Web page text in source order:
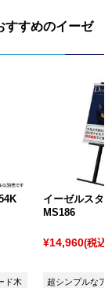
看板やR型看
ルスタン
の他にも夜
ージに合わ
ップとなっ
い、出力は
安く押さえ
すすめのイーゼ
ド木
イーゼルス
MS186
¥14,960(税込)
超シンプルなア